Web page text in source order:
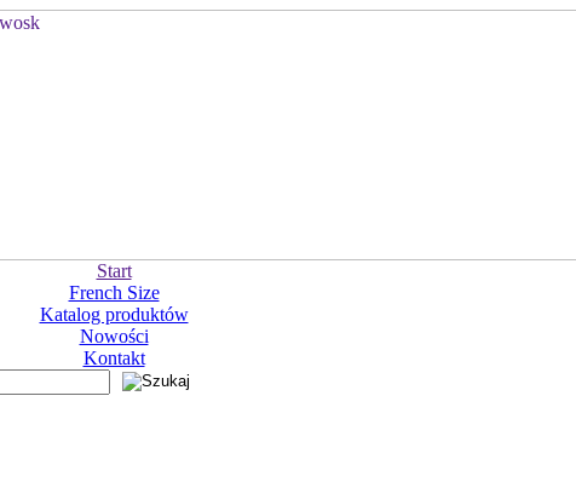
Start
French Size
Katalog produktów
Nowości
Kontakt